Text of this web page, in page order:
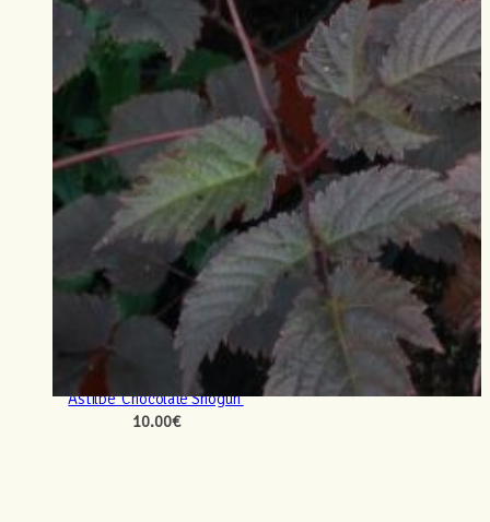
Astilbe ‘Chocolate Shogun’
10.00€